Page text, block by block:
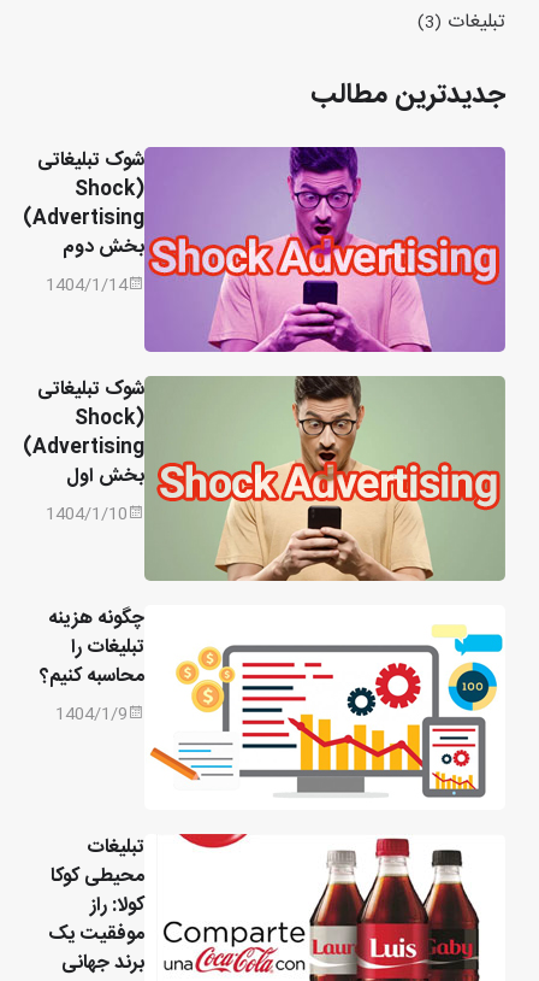
تبلیغات (3)
جدیدترین مطالب
شوک تبلیغاتی
(Shock
Advertising)
بخش دوم
1404/1/14
شوک تبلیغاتی
(Shock
Advertising)
بخش اول
1404/1/10
چگونه هزینه
تبلیغات را
محاسبه کنیم؟
1404/1/9
تبلیغات
محیطی کوکا
کولا: راز
موفقیت یک
برند جهانی